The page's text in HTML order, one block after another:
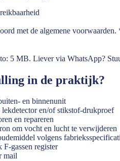
met de algemene voorwaarden.
5 MB. Liever via WhatsApp?
in de praktijk?
en binnenunit
en/of stikstof-drukproef
en repareren
om vocht en lucht te verwijderen
volgens
gassen register
mail